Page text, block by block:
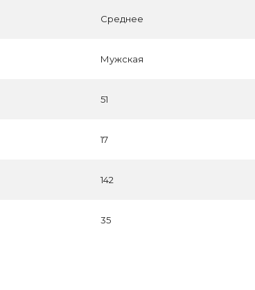
Среднее
Мужская
51
17
142
35